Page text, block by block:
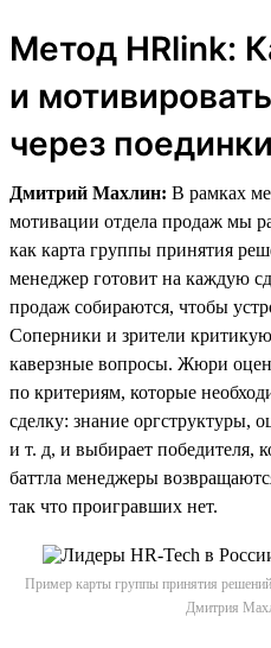
Метод HRlink:
и
через
Дмитрий Махлин: В рамках
мотивации отдела продаж мы
как карта группы принятия
менеджер готовит на каждую
продаж собираются, чтобы
Соперники и зрители
каверзные вопросы. Жюри
по критериям, которые
сделку: знание оргструктуры,
и т. д, и выбирает победителя,
баттла менеджеры
так что проигравших нет.
Пример карты группы принятия
Дмитрия